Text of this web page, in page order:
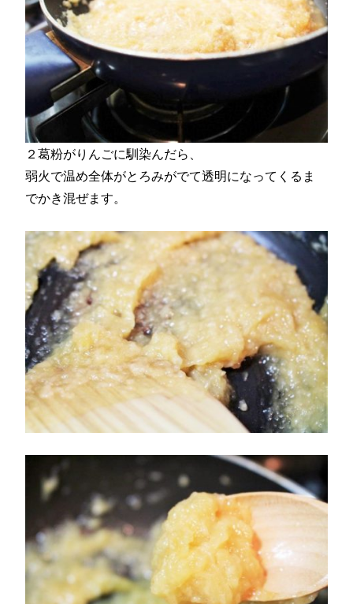
２葛粉がりんごに馴染んだら、
弱火で温め全体がとろみがでて透明になってくるま
でかき混ぜます。